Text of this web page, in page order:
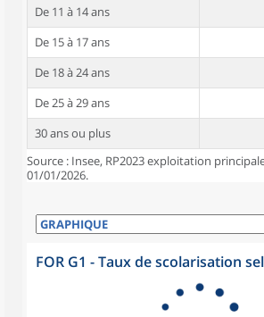
De 11 à 14 ans
De 15 à 17 ans
De 18 à 24 ans
De 25 à 29 ans
30 ans ou plus
Source : Insee, RP2023 exploitation
01/01/2026.
FOR G1 - Taux de scolarisation